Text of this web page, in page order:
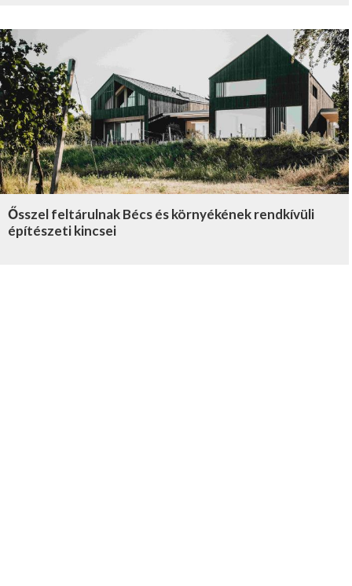
Ősszel feltárulnak Bécs és környékének rendkívüli
építészeti kincsei